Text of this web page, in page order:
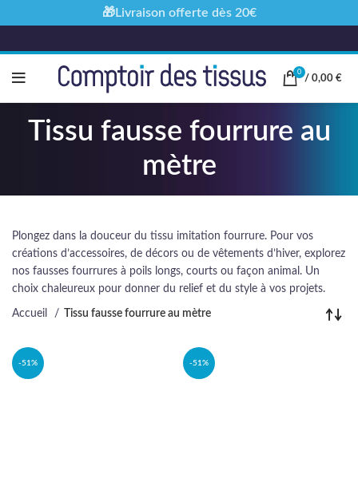
0
/ 0,00 €
Tissu fausse fourrure au
mètre
Plongez dans la douceur du tissu imitation fourrure. Pour vos
créations d’accessoires, de décors ou de vêtements d’hiver, explorez
nos fausses fourrures à poils longs, courts ou façon animal. Un
choix chaleureux pour donner du relief et du style à vos projets.
Accueil Tissu fausse fourrure au mètre
-51% -51%
🎁Livraison offerte dès 20€